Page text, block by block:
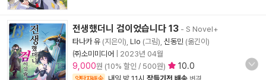
전생했더니 검이었습니다 13 - S Novel+
타나카 유 (지은이), Llo (그림), 신동민 (옮긴이)
㈜소미미디어
2023년 04월
9,000원 (10% 할인 / 500원) 10.0